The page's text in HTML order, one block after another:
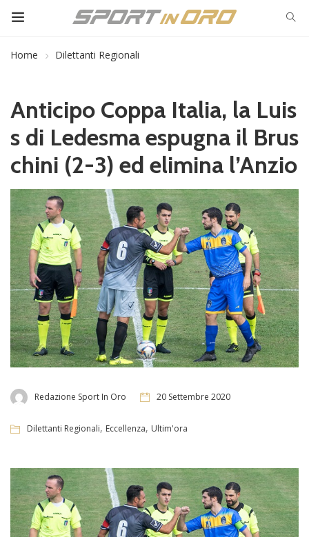
Home Dilettanti Regionali
Anticipo Coppa Italia, la Luis
s di Ledesma espugna il Brus
chini (2-3) ed elimina l’Anzio
Redazione Sport In Oro 20 Settembre 2020
Dilettanti Regionali, Eccellenza, Ultim'ora